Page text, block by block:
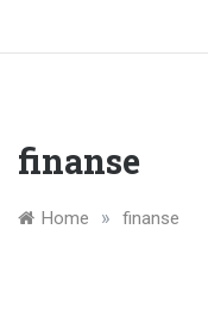
finanse
Home » finanse